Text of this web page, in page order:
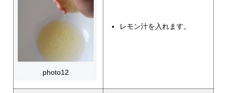
photo12
レモン汁を入れます。